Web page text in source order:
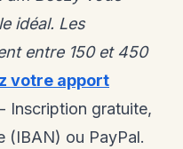
idéal. Les
entre 150 et 450
votre apport
Inscription gratuite,
(IBAN) ou PayPal.